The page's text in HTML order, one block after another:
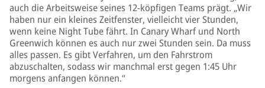
auch die Arbeitsweise seines 12-köpfigen Teams prägt. „Wir
haben nur ein kleines Zeitfenster, vielleicht vier Stunden,
wenn keine Night Tube fährt. In Canary Wharf und North
Greenwich können es auch nur zwei Stunden sein. Da muss
alles passen. Es gibt Verfahren, um den Fahrstrom
abzuschalten, sodass wir manchmal erst gegen 1:45 Uhr
morgens anfangen können.“